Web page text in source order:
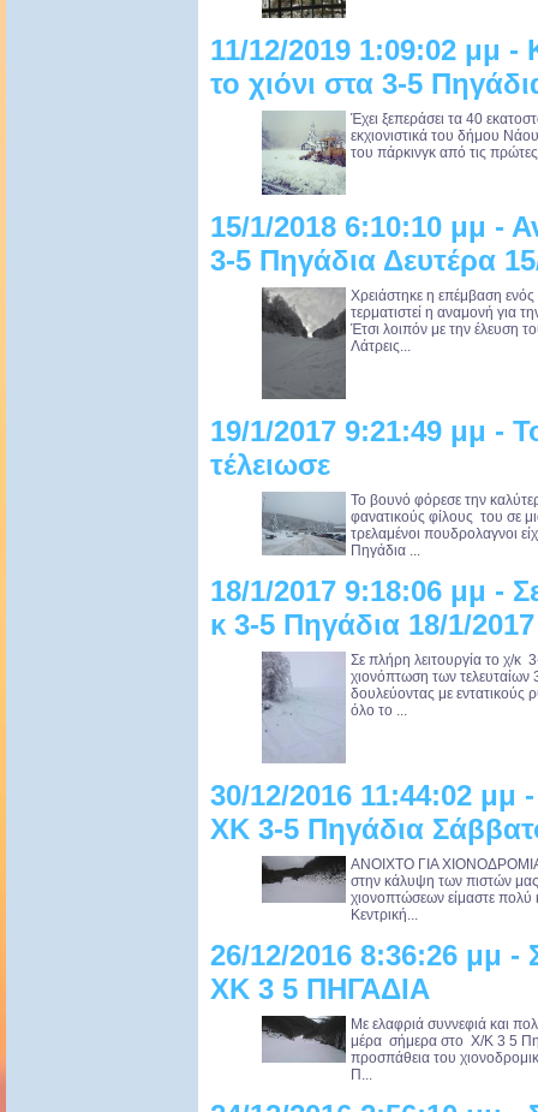
11/12/2019 1:09:02 μμ -
το χιόνι στα 3-5
Έχει ξεπεράσει τα 40
εκχιονιστικά του δήμου
του πάρκινγκ από τις
15/1/2018 6:10:10 μμ -
3-5 Πηγάδια Δευτέρα
Χρειάστηκε η επέμβαση
τερματιστεί η αναμονή για
Έτσι λοιπόν με την έλευση
Λάτρεις...
19/1/2017 9:21:49 μμ -
τέλειωσε
Το βουνό φόρεσε την
φανατικούς φίλους του σε
τρελαμένοι πουδρολαγνοι
Πηγάδια ...
18/1/2017 9:18:06 μμ -
κ 3-5 Πηγάδια 18/1/2017
Σε πλήρη λειτουργία το χ/
χιονόπτωση των
δουλεύοντας με
όλο το ...
30/12/2016 11:44:02 μμ
ΧΚ 3-5 Πηγάδια
ANOIXTO ΓΙΑ ΧΙΟΝΟΔΡΟΜΙΑ
στην κάλυψη των πιστών μας
χιονοπτώσεων είμαστε πολύ
Κεντρική...
26/12/2016 8:36:26 μμ
ΧΚ 3 5 ΠΗΓΑΔΙΑ
Με ελαφριά συννεφιά και
μέρα σήμερα στο Χ/Κ 3 5
προσπάθεια του
Π...